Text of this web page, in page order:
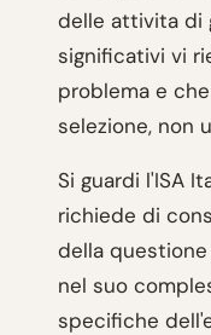
delle attivita di
significativi vi
problema e
selezione, non
Si guardi l'ISA
richiede di
della
nel suo
specifiche